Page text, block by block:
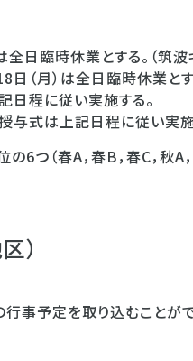
日臨時休業とする。（筑波
（月）は全日臨時休業とす
程に従い実施する。
与式は上記日程に従い実施
つ（春A，春B，春C，秋A
）
事予定を取り込むことがで